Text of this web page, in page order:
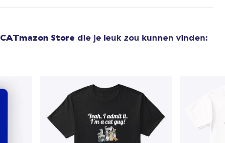
CATmazon Store die je leuk zou kunnen vinden:
Ga door naar de Kassa